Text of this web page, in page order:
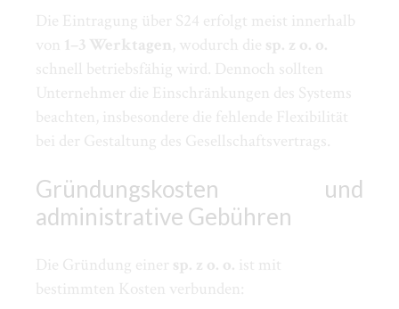
Die Eintragung über S24 erfolgt meist innerhalb
von 1–3 Werktagen, wodurch die sp. z o. o.
schnell betriebsfähig wird. Dennoch sollten
Unternehmer die Einschränkungen des Systems
beachten, insbesondere die fehlende Flexibilität
bei der Gestaltung des Gesellschaftsvertrags.
Gründungskosten und
administrative Gebühren
Die Gründung einer sp. z o. o. ist mit
bestimmten Kosten verbunden: